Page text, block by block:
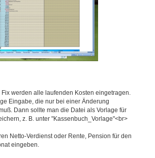
Fix werden alle laufenden Kosten eingetragen.
Eingabe, die nur bei einer Änderung
Dann sollte man die Datei als Vorlage für
z. B. unter "Kassenbuch_Vorlage"<br>
Netto-Verdienst oder Rente, Pension für den
eingeben.